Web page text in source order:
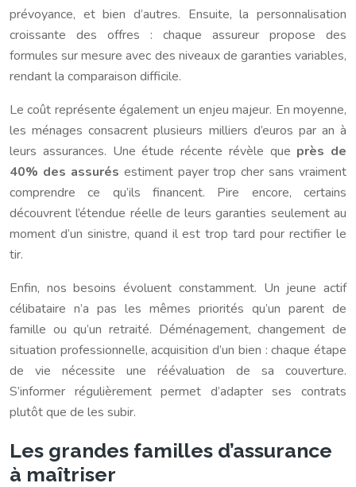
prévoyance, et bien d’autres. Ensuite, la personnalisation
croissante des offres : chaque assureur propose des
formules sur mesure avec des niveaux de garanties variables,
rendant la comparaison difficile.
Le coût représente également un enjeu majeur. En moyenne,
les ménages consacrent plusieurs milliers d’euros par an à
leurs assurances. Une étude récente révèle que près de
40% des assurés estiment payer trop cher sans vraiment
comprendre ce qu’ils financent. Pire encore, certains
découvrent l’étendue réelle de leurs garanties seulement au
moment d’un sinistre, quand il est trop tard pour rectifier le
tir.
Enfin, nos besoins évoluent constamment. Un jeune actif
célibataire n’a pas les mêmes priorités qu’un parent de
famille ou qu’un retraité. Déménagement, changement de
situation professionnelle, acquisition d’un bien : chaque étape
de vie nécessite une réévaluation de sa couverture.
S’informer régulièrement permet d’adapter ses contrats
plutôt que de les subir.
Les grandes familles d’assurance
à maîtriser